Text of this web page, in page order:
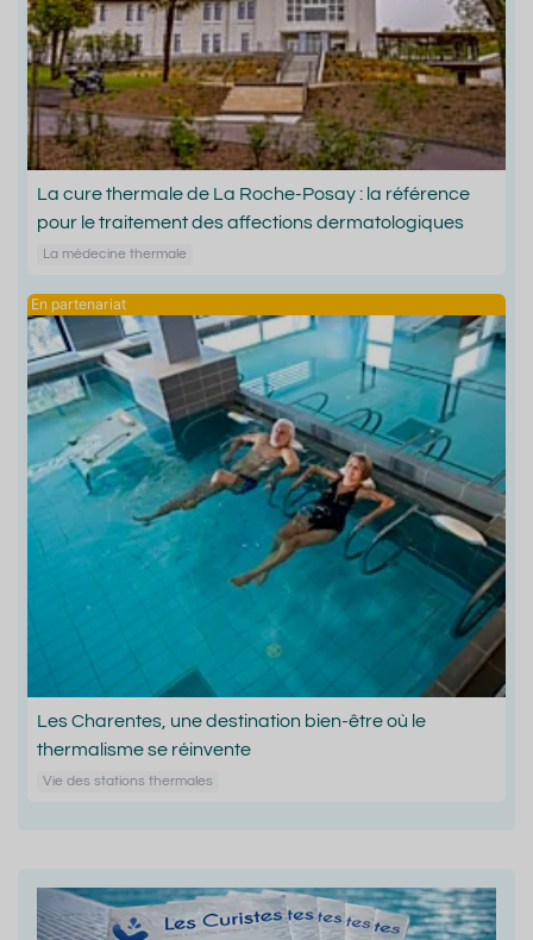
La cure thermale de La Roche-Posay : la référence
pour le traitement des affections dermatologiques
La médecine thermale
Les Charentes, une destination bien-être où le
thermalisme se réinvente
Vie des stations thermales